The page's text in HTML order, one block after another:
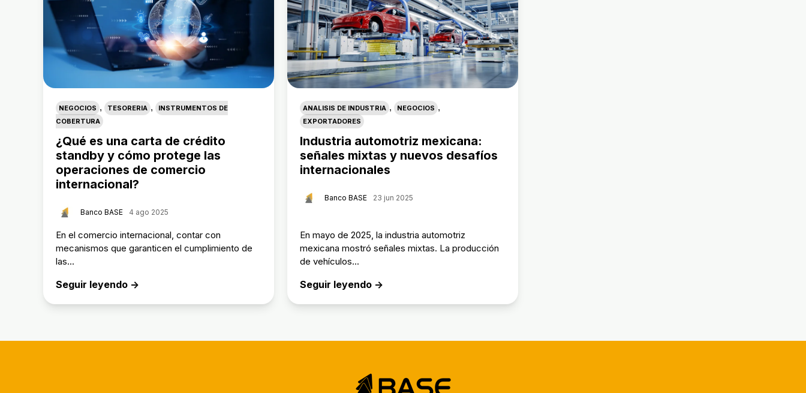
NEGOCIOS , TESORERIA ,
INSTRUMENTOS DE
COBERTURA
¿Qué es una carta de crédito
standby y cómo protege las
operaciones de comercio
internacional?
Banco BASE 4 ago 2025
En el comercio internacional, contar con
mecanismos que garanticen el cumplimiento de
las...
Seguir leyendo →
ANALISIS DE INDUSTRIA , NEGOCIOS ,
EXPORTADORES
Industria automotriz mexicana:
señales mixtas y nuevos desafíos
internacionales
Banco BASE 23 jun 2025
En mayo de 2025, la industria automotriz
mexicana mostró señales mixtas. La producción
de vehículos...
Seguir leyendo →